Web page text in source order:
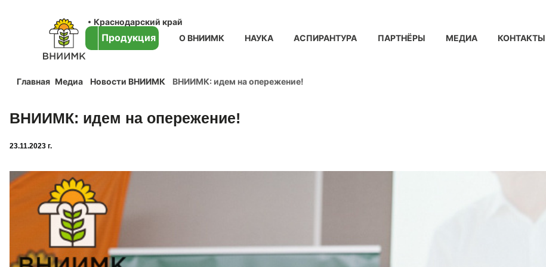
Краснодарский край
Продукция О ВНИИМК НАУКА АСПИРАНТУРА ПАРТНЁРЫ МЕДИА КОНТАКТЫ
Главная Медиа Новости ВНИИМК ВНИИМК: идем на опережение!
ВНИИМК: идем на опережение!
23.11.2023 г.